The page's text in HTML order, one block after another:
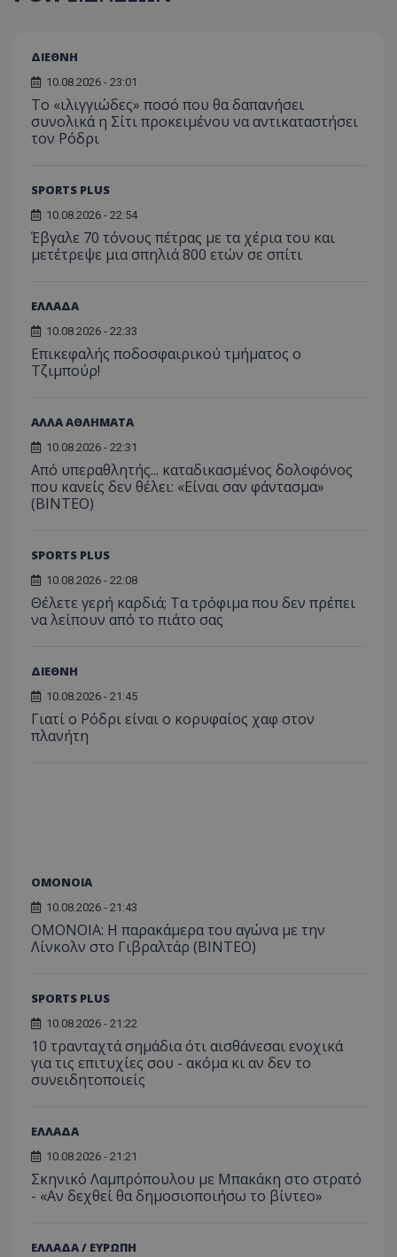
ΔΙΕΘΝΗ
10.08.2026 - 23:01
Το «ιλιγγιώδες» ποσό που θα δαπανήσει
συνολικά η Σίτι προκειμένου να αντικαταστήσει
τον Ρόδρι
SPORTS PLUS
10.08.2026 - 22:54
Έβγαλε 70 τόνους πέτρας με τα χέρια του και
μετέτρεψε μια σπηλιά 800 ετών σε σπίτι
ΕΛΛΑΔΑ
10.08.2026 - 22:33
Επικεφαλής ποδοσφαιρικού τμήματος ο
Τζιμπούρ!
ΑΛΛΑ ΑΘΛΗΜΑΤΑ
10.08.2026 - 22:31
Από υπεραθλητής... καταδικασμένος δολοφόνος
που κανείς δεν θέλει: «Είναι σαν φάντασμα»
(BINTEO)
SPORTS PLUS
10.08.2026 - 22:08
Θέλετε γερή καρδιά; Τα τρόφιμα που δεν πρέπει
να λείπουν από το πιάτο σας
ΔΙΕΘΝΗ
10.08.2026 - 21:45
Γιατί ο Ρόδρι είναι ο κορυφαίος χαφ στον
πλανήτη
ΟΜΟΝΟΙΑ
10.08.2026 - 21:43
OMONOIA: Η παρακάμερα του αγώνα με την
Λίνκολν στο Γιβραλτάρ (BINTEO)
SPORTS PLUS
10.08.2026 - 21:22
10 τρανταχτά σημάδια ότι αισθάνεσαι ενοχικά
για τις επιτυχίες σου - ακόμα κι αν δεν το
συνειδητοποιείς
ΕΛΛΑΔΑ
10.08.2026 - 21:21
Σκηνικό Λαμπρόπουλου με Μπακάκη στο στρατό
- «Αν δεχθεί θα δημοσιοποιήσω το βίντεο»
ΕΛΛΑΔΑ / ΕΥΡΩΠΗ